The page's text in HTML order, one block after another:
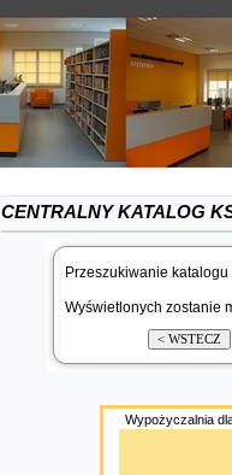
CENTRALNY KATALOG
Przeszukiwanie
Wyświetlonych zostanie
Wypożyczalnia